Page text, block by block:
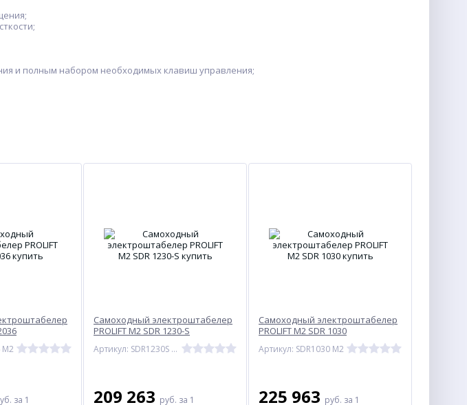
и полным набором необходимых клавиш управления;
за 1
Самоходный электроштабелер
PROLIFT M2 SDR 1230-S
Артикул: SDR1230S M2
209 263 руб. за 1
Самоходный электроштабелер
PROLIFT M2 SDR 1030
Артикул: SDR1030 M2
225 963 руб. за 1